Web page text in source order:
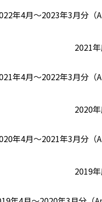
年4月～2023年3月分（
2021年
年4月～2022年3月分（
2020年
年4月～2021年3月分（
2019年